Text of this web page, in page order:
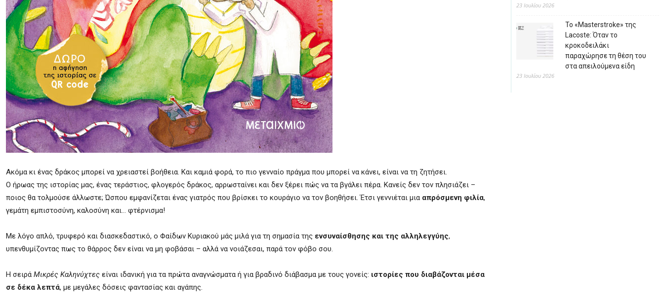
Ακόμα κι ένας δράκος μπορεί να χρειαστεί βοήθεια. Και καμιά φορά, το πιο γενναίο πράγμα που μπορεί να κάνει, είναι να τη ζητήσει.
Ο ήρωας της ιστορίας μας, ένας τεράστιος, φλογερός δράκος, αρρωσταίνει και δεν ξέρει πώς να τα βγάλει πέρα. Κανείς δεν τον πλησιάζει –
ποιος θα τολμούσε άλλωστε; Ώσπου εμφανίζεται ένας γιατρός που βρίσκει το κουράγιο να τον βοηθήσει. Έτσι γεννιέται μια απρόσμενη φιλία,
γεμάτη εμπιστοσύνη, καλοσύνη και… φτέρνισμα!
Με λόγο απλό, τρυφερό και διασκεδαστικό, ο Φαίδων Κυριακού μάς μιλά για τη σημασία της ενσυναίσθησης και της αλληλεγγύης,
υπενθυμίζοντας πως το θάρρος δεν είναι να μη φοβάσαι – αλλά να νοιάζεσαι, παρά τον φόβο σου.
Η σειρά Μικρές Καληνύχτες είναι ιδανική για τα πρώτα αναγνώσματα ή για βραδινό διάβασμα με τους γονείς: ιστορίες που διαβάζονται μέσα
σε δέκα λεπτά, με μεγάλες δόσεις φαντασίας και αγάπης.
23 Ιουλίου 2026
Το «Masterstroke» της
Lacoste: Όταν το
κροκοδειλάκι
παραχώρησε τη θέση του
στα απειλούμενα είδη
23 Ιουλίου 2026